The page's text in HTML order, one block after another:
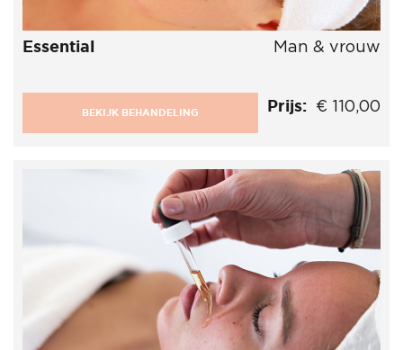
Essential Man & vrouw
BEKIJK BEHANDELING Prijs: € 110,00